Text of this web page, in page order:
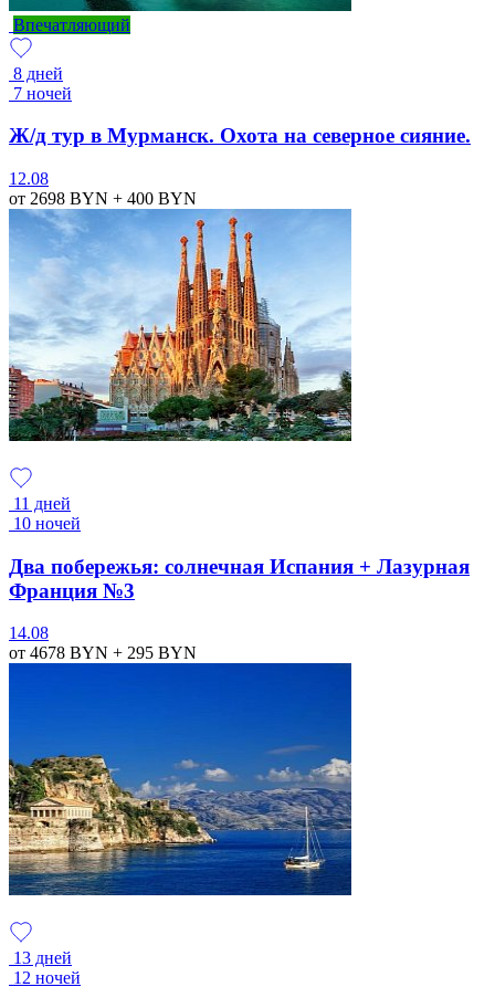
Впечатляющий
8 дней
7 ночей
Ж/д тур в Мурманск. Охота на северное сияние.
12.08
от 2698 BYN + 400 BYN
11 дней
10 ночей
Два побережья: солнечная Испания + Лазурная
Франция №3
14.08
от 4678 BYN + 295 BYN
13 дней
12 ночей